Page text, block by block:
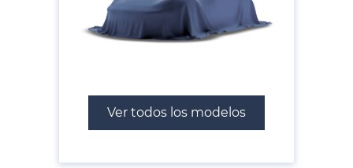
Ver todos los modelos